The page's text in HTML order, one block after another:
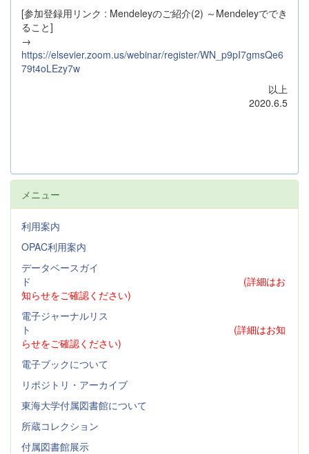
[参加登録用リンク : Mendeleyのご紹介(2) ～Mendeleyででき
ること]
→
https://elsevier.zoom.us/webinar/register/WN_p9pI7gmsQe6
79t4oLEzy7w
以上
2020.6.5
メニュー
利用案内
OPAC利用案内
データベースガイ
ド
(詳細はお
知らせをご確認ください)
電子ジャーナルリス
ト
(詳細はお知
らせをご確認ください)
電子ブックについて
リポジトリ・アーカイブ
東海大学付属図書館について
所蔵コレクション
付属図書館展示